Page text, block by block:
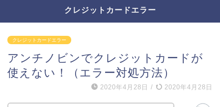
クレジットカードエラー
クレジットカードエラー
アンチノビンでクレジットカードが
使えない！（エラー対処方法）
2020年4月28日 / 2020年4月28日